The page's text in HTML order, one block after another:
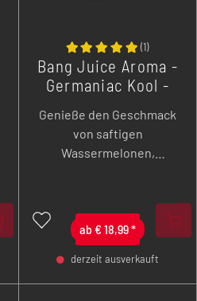
- +
ab € 18,99*
derzeit ausverkauft
(1)
Bang Juice Aroma -
Germaniac Kool -
Genieße den Geschmack
von saftigen
Wassermelonen,
und Frische.